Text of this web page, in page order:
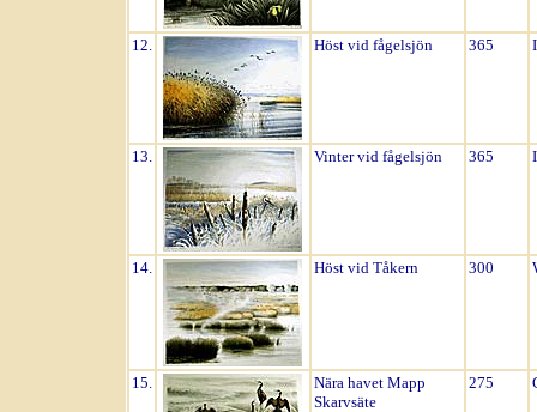
12. Höst vid fågelsjön 365
13. Vinter vid fågelsjön 365
14. Höst vid Tåkern 300
15.
Nära havet Mapp
Skarvsäte
275